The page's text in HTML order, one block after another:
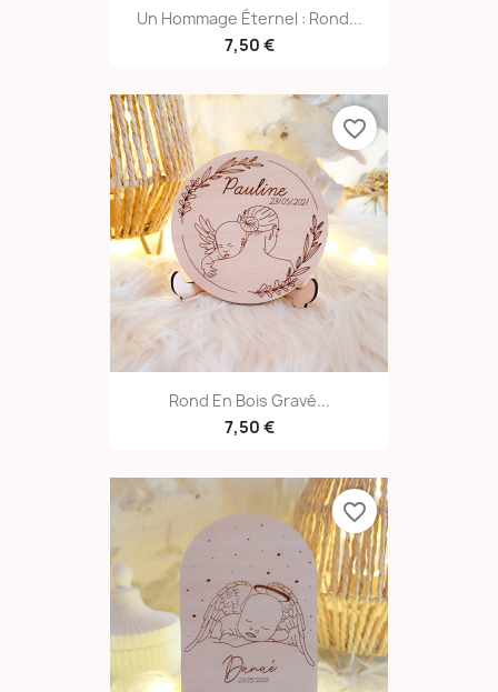
Un Hommage Éternel : Rond...
7,50 €
Rond En Bois Gravé...
7,50 €
favorite_border
favorite_border